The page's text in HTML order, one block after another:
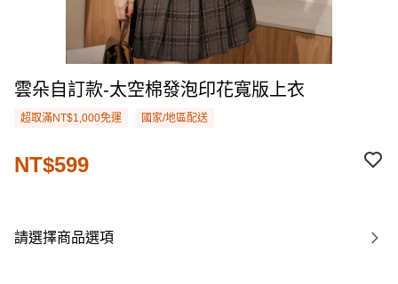
雲朵自訂款-太空棉發泡印花寬版上衣
超取滿NT$1,000免運 國家/地區配送
NT$599
請選擇商品選項